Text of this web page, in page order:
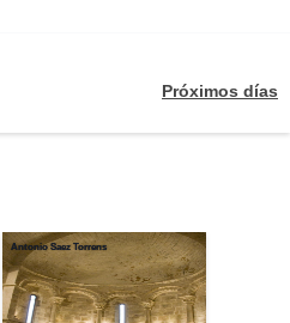
Próximos días
Antonio Saez Torrens